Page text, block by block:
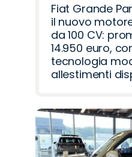
Fiat Grande
il nuovo
da 100 CV:
14.950 euro,
tecnologia
allestimenti